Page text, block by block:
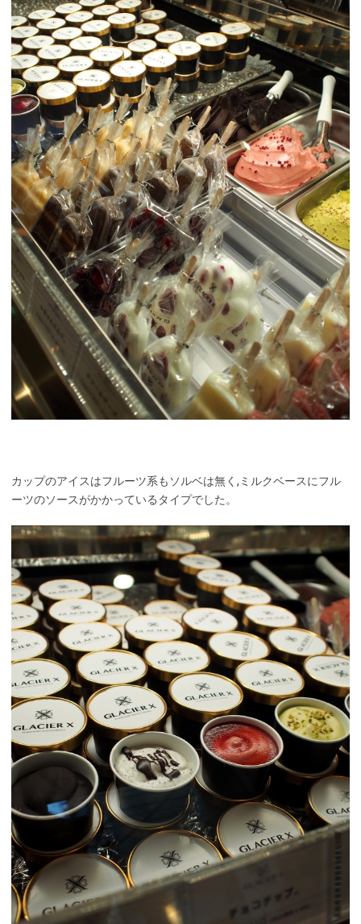
カップのアイスはフルーツ系もソルベは無く,ミルクベースにフル
ーツのソースがかかっているタイプでした。